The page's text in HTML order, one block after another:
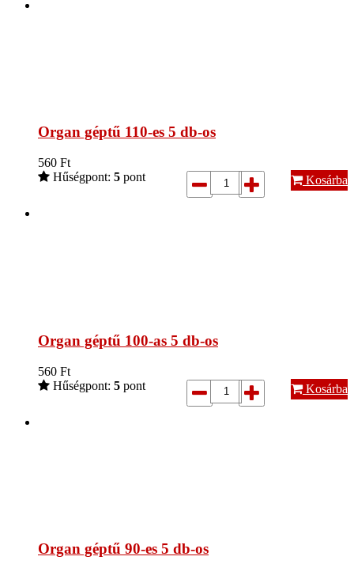
Organ géptű 110-es 5 db-os
560 Ft
Hűségpont: 5 pont Kosárba
Organ géptű 100-as 5 db-os
560 Ft
Hűségpont: 5 pont Kosárba
Organ géptű 90-es 5 db-os